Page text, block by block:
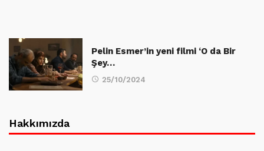
Pelin Esmer’in yeni filmi ‘O da Bir
Şey…
25/10/2024
Hakkımızda